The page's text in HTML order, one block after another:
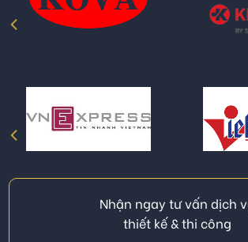
Nhận ngay tư vấn dịch
thiết kế & thi công